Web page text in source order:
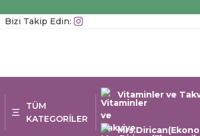
Bizi Takip Edin:
TÜM
KATEGORİLER
Vitaminler ve